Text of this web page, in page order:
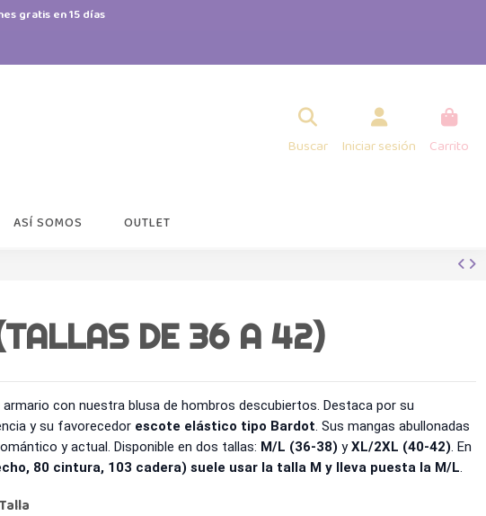
gratis en 15 días
Buscar Iniciar sesión Carrito
ASÍ SOMOS OUTLET
DE 36 A 42)
con nuestra blusa de hombros descubiertos. Destaca por su
y su favorecedor escote elástico tipo Bardot. Sus mangas abullonadas
y actual. Disponible en dos tallas: M/L (36-38) yXL/2XL (40-42). En
80 cintura, 103 cadera) suele usar la talla M y lleva puesta la M/L.